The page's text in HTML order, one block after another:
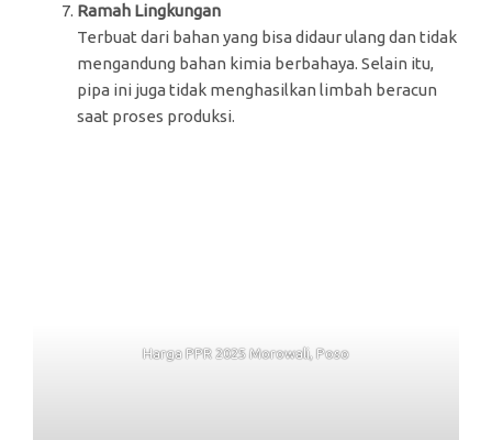
Ramah Lingkungan
Terbuat dari bahan yang bisa didaur ulang dan tidak
mengandung bahan kimia berbahaya. Selain itu,
pipa ini juga tidak menghasilkan limbah beracun
saat proses produksi.
Harga PPR 2025 Morowali, Poso